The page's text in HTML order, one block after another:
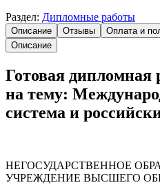
Раздел: Дипломные работы
Описание Отзывы
Оплата и
Описание
Готовая дипломная
на тему:
система и
НЕГОСУДАРСТВЕННОЕ
УЧРЕЖДЕНИЕ ВЫСШЕГО